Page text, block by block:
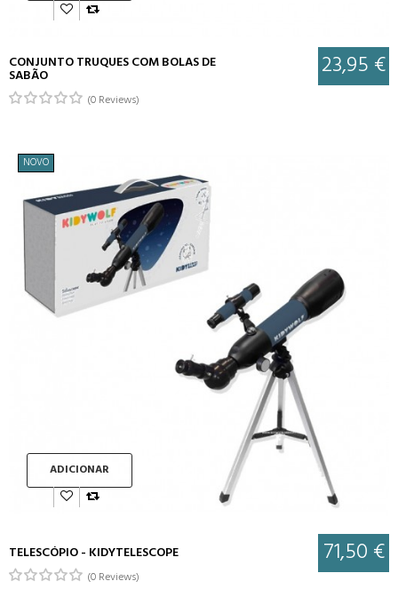
CONJUNTO TRUQUES COM BOLAS DE
SABÃO 23,95 €
(0 Reviews)
NOVO
ADICIONAR
TELESCÓPIO - KIDYTELESCOPE 71,50 €
(0 Reviews)